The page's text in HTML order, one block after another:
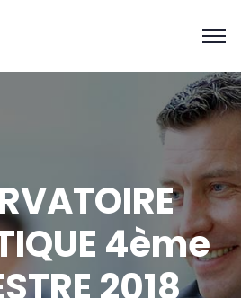
4ème
2018